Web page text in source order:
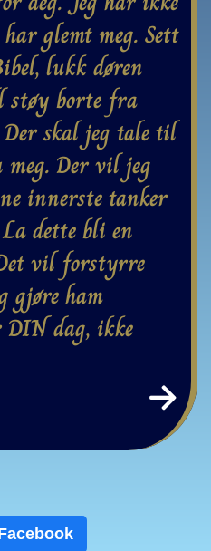
glemt meg. Sett
lukk døren
støy borte fra
skal jeg tale til
Der vil jeg
innerste tanker
dette bli en
vil forstyrre
gjøre ham
dag, ikke
→